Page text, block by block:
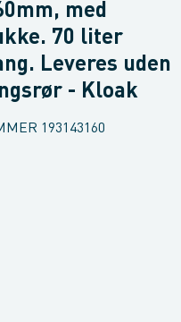
med
70 liter
Leveres uden
- Kloak
193143160